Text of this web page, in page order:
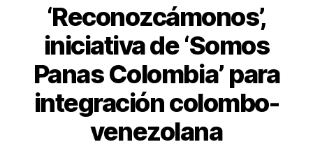
‘Reconozcámonos’,
iniciativa de ‘Somos
Panas Colombia’ para
integración colombo-
venezolana